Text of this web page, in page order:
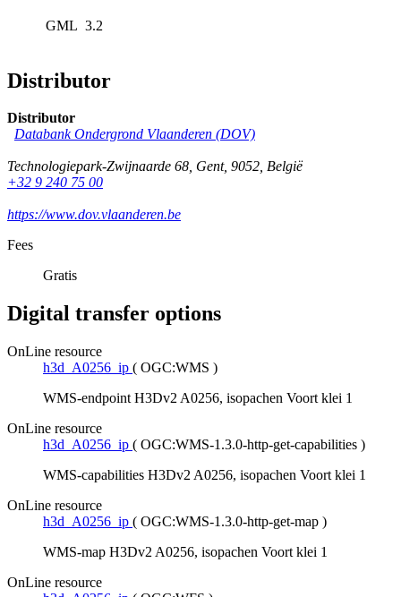
GML 3.2
Distributor
Distributor
Databank Ondergrond Vlaanderen (DOV)
Technologiepark-Zwijnaarde 68, Gent, 9052, België
+32 9 240 75 00
https://www.dov.vlaanderen.be
Fees
Gratis
Digital transfer options
OnLine resource
h3d_A0256_ip ( OGC:WMS )
WMS-endpoint H3Dv2 A0256, isopachen Voort klei 1
OnLine resource
h3d_A0256_ip ( OGC:WMS-1.3.0-http-get-capabilities )
WMS-capabilities H3Dv2 A0256, isopachen Voort klei 1
OnLine resource
h3d_A0256_ip ( OGC:WMS-1.3.0-http-get-map )
WMS-map H3Dv2 A0256, isopachen Voort klei 1
OnLine resource